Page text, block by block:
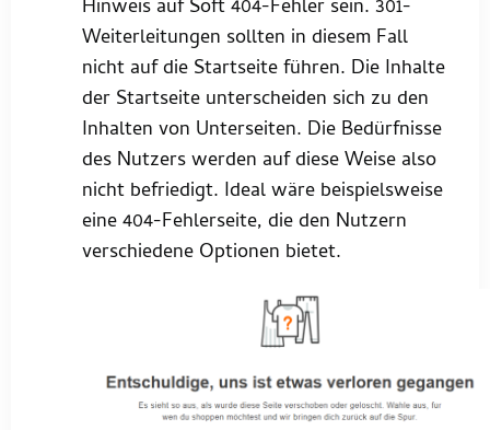
Hinweis auf Soft 404-Fehler sein. 301-
Weiterleitungen sollten in diesem Fall
nicht auf die Startseite führen. Die Inhalte
der Startseite unterscheiden sich zu den
Inhalten von Unterseiten. Die Bedürfnisse
des Nutzers werden auf diese Weise also
nicht befriedigt. Ideal wäre beispielsweise
eine 404-Fehlerseite, die den Nutzern
verschiedene Optionen bietet.